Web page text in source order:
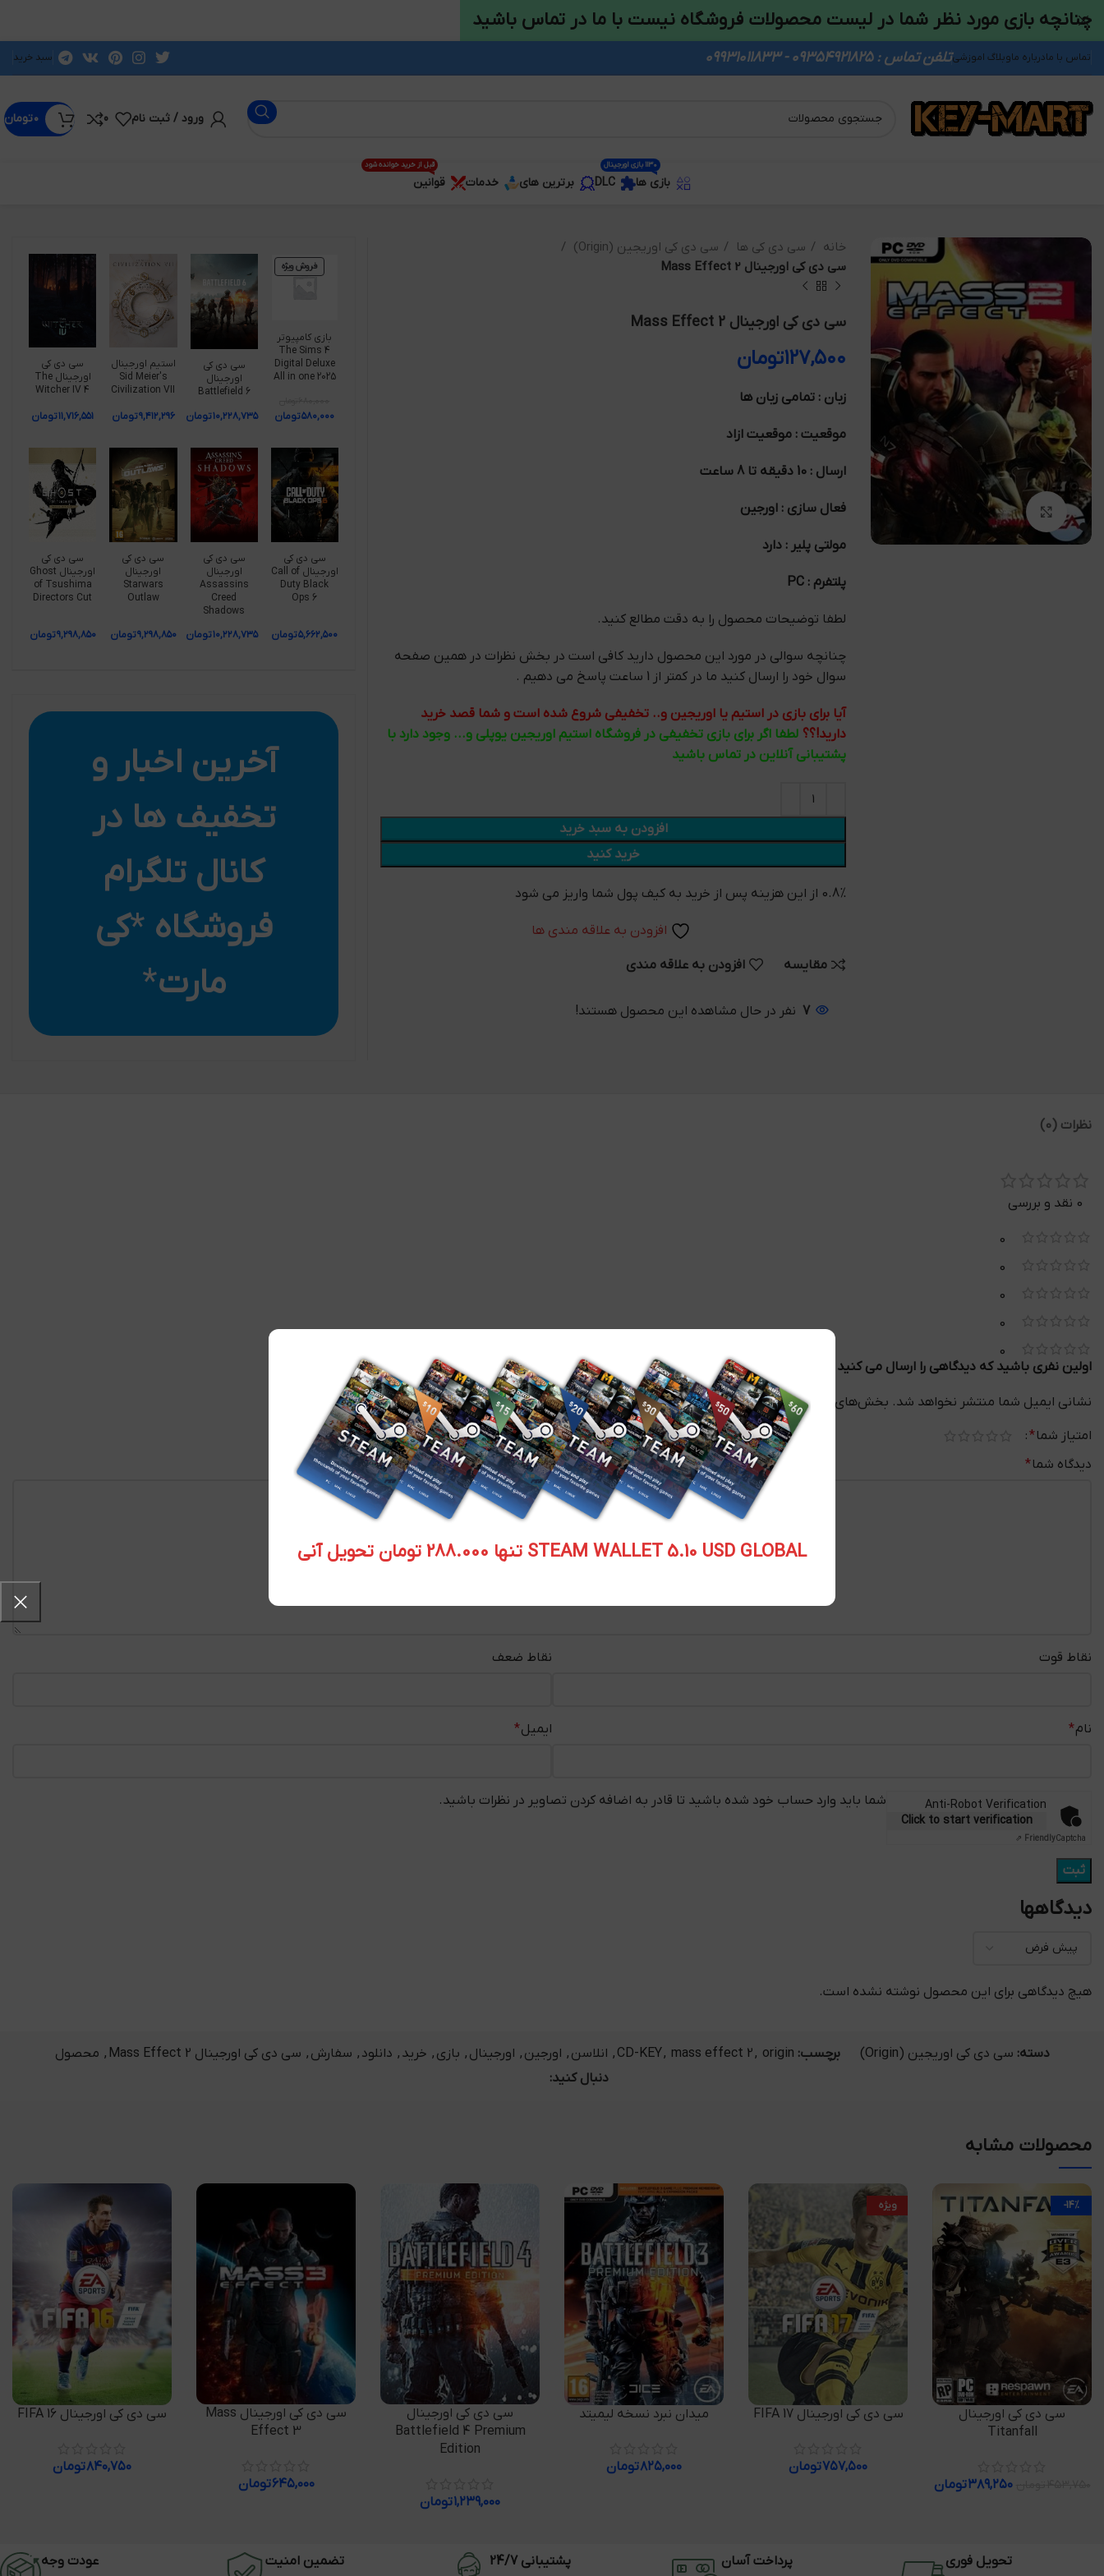
STEAM WALLET 5.10 USD GLOBAL تنها 288.000 تومان تحویل آنی
تماس با مادرباره ماوبلاگ اموزشیتلفن تماس : 09354921825 - 09931011833 سبد خرید
ورود / ثبت نام 0 ۰تومان
بازی ها
1130 بازی اورجینال
DLC برترین های خدمات قوانین
قبل از خرید خوانده شود
بزرگنمایی تصویر
خانه سی دی کی ها
سی دی کی اوریجین (Origin)
سی دی کی اورجینال Mass Effect 2
سی دی کی اورجینال Mass Effect 2
۱۲۷,۵۰۰تومان
زبان : تمامی زبان ها
موقعیت : موقعیت ازاد
ارسال : 10 دقیقه تا 8 ساعت
فعال سازی : اورجین
مولتی پلیر : دارد
پلتفرم : PC
لطفا توضیحات محصول را به دقت مطالع کنید.
چنانچه سوالی در مورد این محصول دارید کافی است در بخش نظرات در همین صفحه
سوال خود را ارسال کنید ما در کمتر از 1 ساعت پاسخ می دهیم .
آیا برای بازی در استیم یا اوریجین و.. تخفیفی شروع شده است و شما قصد خرید
دارید!؟؟ لطفا اگر برای بازی تخفیفی در فروشگاه استیم اوریجین یوپلی و... وجود دارد با
پشتیبانی آنلاین در تماس باشید
افزودن به سبد خرید
خرید کنید
0.8% از این هزینه پس از خرید به کیف پول شما واریز می شود
افزودن به علاقه مندی ها
مقایسه افزودن به علاقه مندی
7 نفر در حال مشاهده این محصول هستند!
فروش ویژه
بازی کامپیوتر
The Sims 4
Digital Deluxe
All in one 2025
۵۸۰,۰۰۰تومان
سی دی کی
اورجینال
Battlefield 6
۱۰,۲۲۸,۷۳۵تومان
استیم اورجینال
Sid Meier's
Civilization VII
۹,۴۱۲,۲۹۶تومان
سی دی کی
اورجینال The
Witcher IV 4
۱۱,۷۱۶,۵۵۱تومان
سی دی کی
اورجینال Call of
Duty Black
Ops 6
۵,۶۶۲,۵۰۰تومان
سی دی کی
اورجینال
Assassins
Creed
Shadows
۱۰,۲۲۸,۷۳۵تومان
سی دی کی
اورجینال
Starwars
Outlaw
۹,۲۹۸,۸۵۰تومان
سی دی کی
اورجینال Ghost
of Tsushima
Directors Cut
۹,۲۹۸,۸۵۰تومان
آخرین اخبار و
تخفیف ها در
کانال تلگرام
فروشگاه *کی
مارت*
نظرات (0)
0 نقد و بررسی
0
0
0
0
0
دیدگاهها
هیچ دیدگاهی برای این محصول نوشته نشده است.
اولین نفری باشید که دیدگاهی را ارسال می کنید برای “سی دی کی اورجینال Mass Effect 2”
نشانی ایمیل شما منتشر نخواهد شد. بخش‌های موردنیاز علامت‌گذاری شده‌اند*
امتیاز شما*
دیدگاه شما*
نقاط قوت نقاط ضعف
نام* ایمیل*
Anti-Robot Verification
Click to start verification
FriendlyCaptcha ⇗
شما باید وارد حساب خود شده باشید تا قادر به اضافه کردن تصاویر در نظرات باشید.
دسته: سی دی کی اوریجین (Origin) برچسب: CD-KEY, mass effect 2, origin
, انلاسن , اورجین , اورجینال , بازی , خرید , دانلود , سفارش , سی دی کی اورجینال Mass Effect 2 , محصول
دنبال کنید:
محصولات مشابه
-14%
افزودن به سبد خرید
سی دی کی اورجینال
Titanfall
۳۸۹,۲۵۰تومان
ویژه
افزودن به سبد خرید
سی دی کی اورجینال FIFA 17
۷۵۷,۵۰۰تومان
افزودن به سبد خرید
میدان نبرد نسخه لیمیتد
۸۲۵,۰۰۰تومان
افزودن به سبد خرید
سی دی کی اورجینال
Battlefield 4 Premium
Edition
۱,۲۳۹,۰۰۰تومان
افزودن به سبد خرید
سی دی کی اورجینال Mass
Effect 3
۶۴۵,۰۰۰تومان
افزودن به سبد خرید
سی دی کی اورجینال FIFA 16
۸۴۰,۷۵۰تومان
تحویل فوری پرداخت آسان پشتیبانی 24/7 تضمین امنیت عودت وجه
چنانچه بازی مورد نظر شما در لیست محصولات فروشگاه نیست با ما در تماس باشید